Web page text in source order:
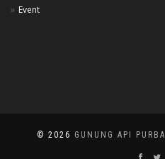
Event
© 2026 GUNUNG API PURBA